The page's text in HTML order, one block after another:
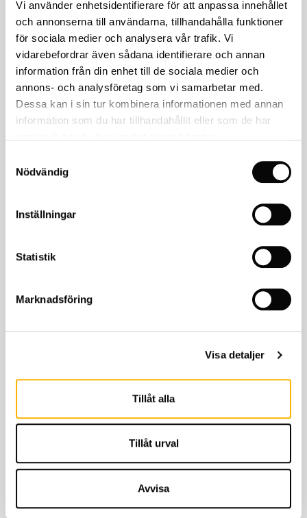
Vi använder enhetsidentifierare för att anpassa innehållet
och annonserna till användarna, tillhandahålla funktioner
för sociala medier och analysera vår trafik. Vi
vidarebefordrar även sådana identifierare och annan
information från din enhet till de sociala medier och
annons- och analysföretag som vi samarbetar med.
Dessa kan i sin tur kombinera informationen med annan
information som du har tillhandahållit eller som de har
Nödvändig
Inställningar
Statistik
Marknadsföring
Visa detaljer
Tillåt alla
Tillåt urval
Avvisa
Har du några frågor?
eller skicka ett
KONTAKTA OSS
Relaterade produkter
Halvarssons
Idre
kr